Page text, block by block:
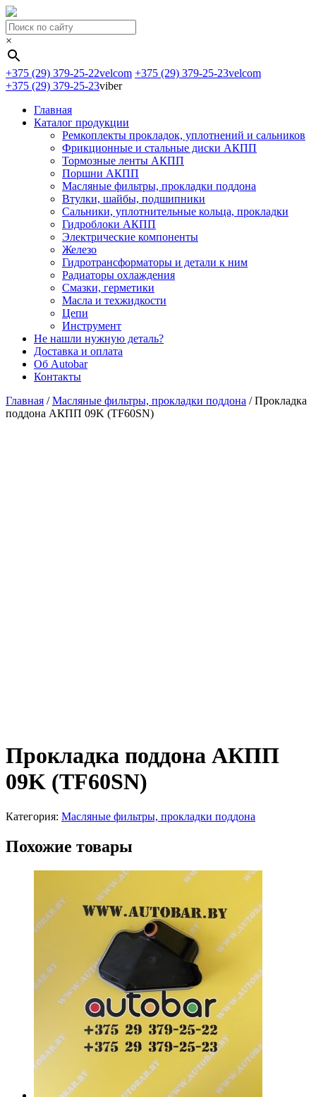
×
+375 (29) 379-25-22velcom +375 (29) 379-25-23velcom
+375 (29) 379-25-23viber
Главная
Каталог продукции
Ремкоплекты прокладок, уплотнений и сальников
Фрикционные и стальные диски АКПП
Тормозные ленты АКПП
Поршни АКПП
Масляные фильтры, прокладки поддона
Втулки, шайбы, подшипники
Сальники, уплотнительные кольца, прокладки
Гидроблоки АКПП
Электрические компоненты
Железо
Гидротрансформаторы и детали к ним
Радиаторы охлаждения
Смазки, герметики
Масла и техжидкости
Цепи
Инструмент
Не нашли нужную деталь?
Доставка и оплата
Об Autobar
Контакты
Главная /Масляные фильтры, прокладки поддона /Прокладка
поддона АКПП 09K (TF60SN)
Прокладка поддона АКПП
09K (TF60SN)
Категория: Масляные фильтры, прокладки поддона
Похожие товары